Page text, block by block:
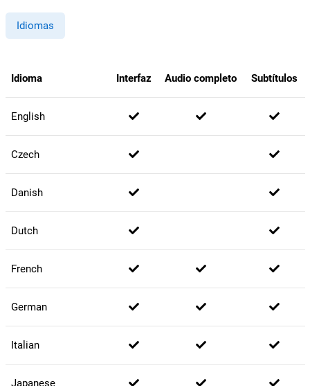
Idiomas
Idioma Interfaz Audio completo Subtítulos
English
Czech
Danish
Dutch
French
German
Italian